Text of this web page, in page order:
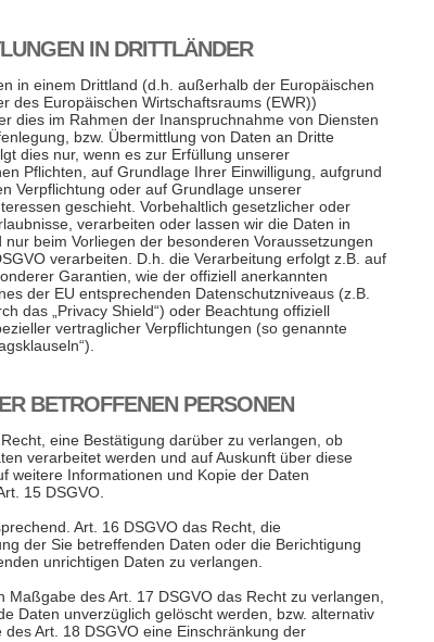
IN DRITTLÄNDER
in einem Drittland (d.h. außerhalb der Europäischen
des Europäischen Wirtschaftsraums (EWR))
dies im Rahmen der Inanspruchnahme von Diensten
bzw. Übermittlung von Daten an Dritte
dies nur, wenn es zur Erfüllung unserer
Pflichten, auf Grundlage Ihrer Einwilligung, aufgrund
Verpflichtung oder auf Grundlage unserer
geschieht. Vorbehaltlich gesetzlicher oder
verarbeiten oder lassen wir die Daten in
nur beim Vorliegen der besonderen Voraussetzungen
verarbeiten. D.h. die Verarbeitung erfolgt z.B. auf
Garantien, wie der offiziell anerkannten
der EU entsprechenden Datenschutzniveaus (z.B.
das „Privacy Shield“) oder Beachtung offiziell
vertraglicher Verpflichtungen (so genannte
BETROFFENEN PERSONEN
eine Bestätigung darüber zu verlangen, ob
verarbeitet werden und auf Auskunft über diese
weitere Informationen und Kopie der Daten
15 DSGVO.
Art. 16 DSGVO das Recht, die
der Sie betreffenden Daten oder die Berichtigung
unrichtigen Daten zu verlangen.
Maßgabe des Art. 17 DSGVO das Recht zu verlangen,
Daten unverzüglich gelöscht werden, bzw. alternativ
des Art. 18 DSGVO eine Einschränkung der